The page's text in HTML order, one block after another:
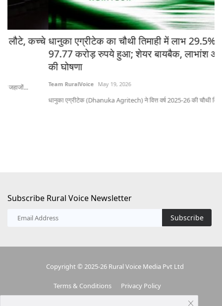
धानुका एग्रीटेक का चौथी तिमाही में लाभ 29.5% बढ़कर
97.77 करोड़ रुपये हुआ; शेयर बायबैक, लाभांश और विस्तार
Team RuralVoice May 19, 2026
धानुका एग्रीटेक (Dhanuka Agritech) ने वित्त वर्ष 2025-26 की चौथी तिमाही और पूरे...
Subscribe Rural Voice Newsletter
Subscribe
Copyright © 2025-26 Rural Voice Media Pvt Ltd
Terms & Conditions Privacy Policy